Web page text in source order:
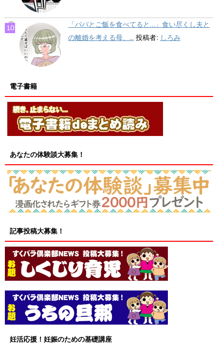
「パパとご飯を食べてると…」食い尽くし夫と
の離婚を考える母、... 投稿者: しろみ
電子書籍
あなたの体験談大募集！
記事投稿大募集！
妊活応援！妊娠のための基礎講座